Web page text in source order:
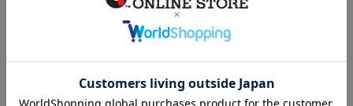
ランキング